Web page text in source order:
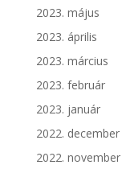
2023. május
2023. április
2023. március
2023. február
2023. január
2022. december
2022. november